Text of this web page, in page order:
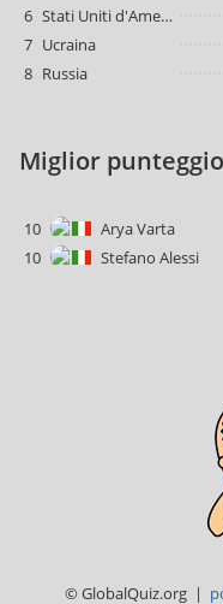
6
Stati Uniti d'America
7 Ucraina
8 Russia
Miglior punteggio
10
Arya Varta
10
Stefano Alessi
© GlobalQuiz.org |